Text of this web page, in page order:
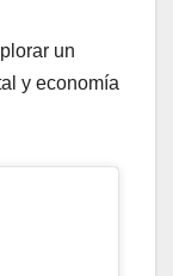
un
y economía